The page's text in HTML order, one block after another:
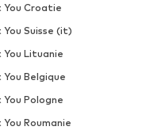
You Croatie
Suisse (it)
Lituanie
Belgique
Pologne
Roumanie